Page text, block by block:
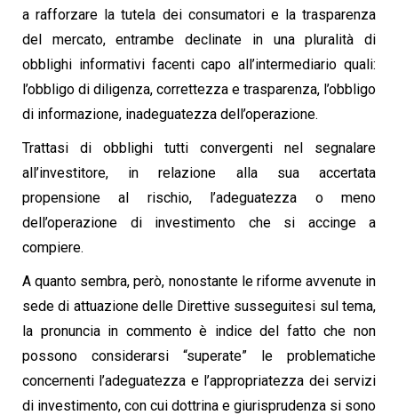
a rafforzare la tutela dei consumatori e la trasparenza
del mercato, entrambe declinate in una pluralità di
obblighi informativi facenti capo all’intermediario quali:
l’obbligo di diligenza, correttezza e trasparenza, l’obbligo
di informazione, inadeguatezza dell’operazione.
Trattasi di obblighi tutti convergenti nel segnalare
all’investitore, in relazione alla sua accertata
propensione al rischio, l’adeguatezza o meno
dell’operazione di investimento che si accinge a
compiere.
A quanto sembra, però, nonostante le riforme avvenute in
sede di attuazione delle Direttive susseguitesi sul tema,
la pronuncia in commento è indice del fatto che non
possono considerarsi “superate” le problematiche
concernenti l’adeguatezza e l’appropriatezza dei servizi
di investimento, con cui dottrina e giurisprudenza si sono